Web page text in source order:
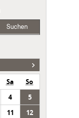
Suchen
Sa
So
4
5
11
12